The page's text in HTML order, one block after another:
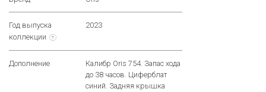
Год выпуска
коллекции
?
2023
Дополнение
Калибр Oris 754. Запас хода
до 38 часов. Циферблат
синий. Задняя крышка